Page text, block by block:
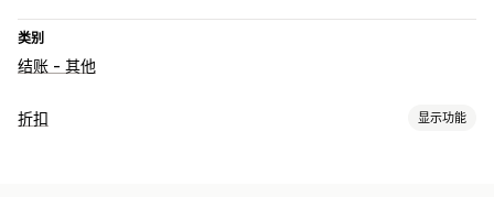
类别
结账 - 其他
折扣 显示功能